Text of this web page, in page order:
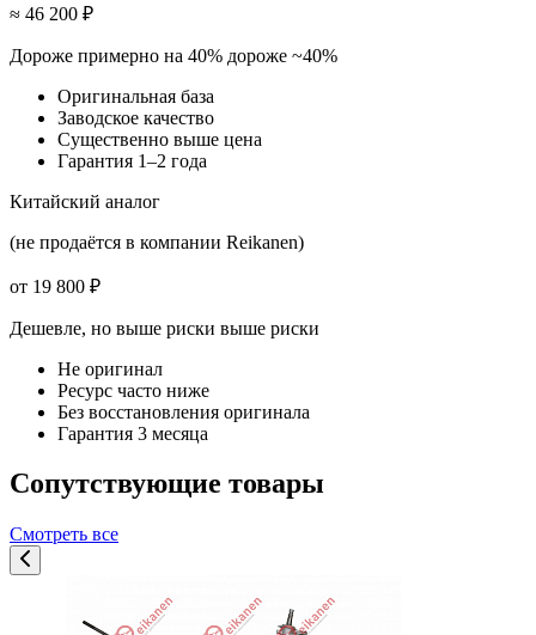
≈ 46 200 ₽
Дороже примерно на 40% дороже ~40%
Оригинальная база
Заводское качество
Существенно выше цена
Гарантия 1–2 года
Китайский аналог
(не продаётся в компании Reikanen)
от 19 800 ₽
Дешевле, но выше риски выше риски
Не оригинал
Ресурс часто ниже
Без восстановления оригинала
Гарантия 3 месяца
Сопутствующие товары
Смотреть все